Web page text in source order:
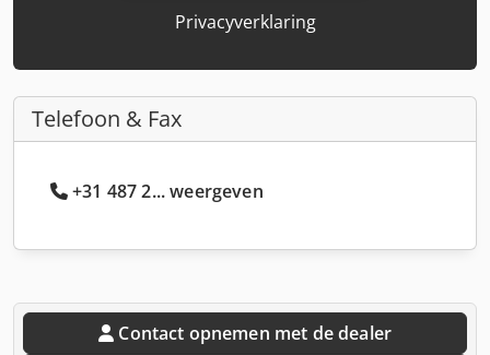
Privacyverklaring
Telefoon & Fax
+31 487 2... weergeven
Contact opnemen met de dealer